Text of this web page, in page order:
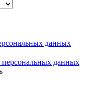
данных
персональных данных